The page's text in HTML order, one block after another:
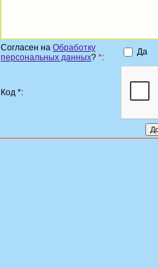
Согласен на Обработку
персональных данных? *:
Да
Код *: